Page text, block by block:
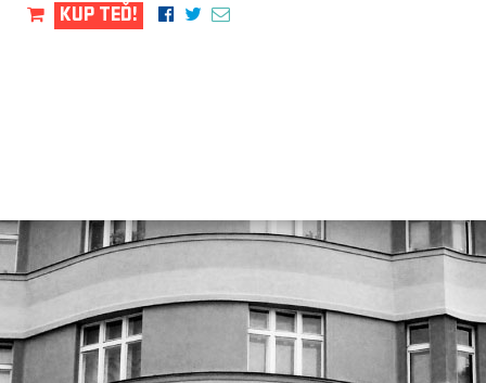
KUP TEĎ!